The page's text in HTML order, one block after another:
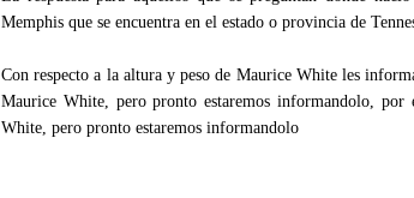
Memphis que se encuentra en el estado o provincia de
Con respecto a la altura y peso de Maurice White les
Maurice White, pero pronto estaremos informandolo, por
White, pero pronto estaremos informandolo